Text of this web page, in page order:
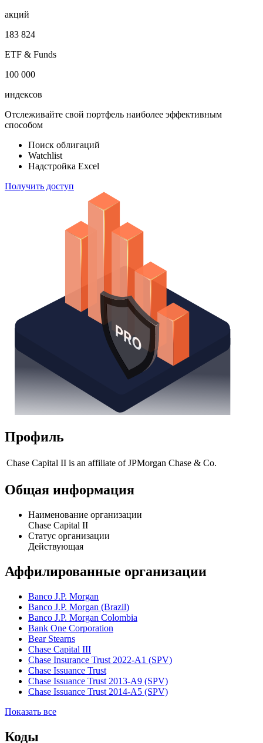
акций
183 824
ETF & Funds
100 000
индексов
Отслеживайте свой портфель наиболее эффективным
способом
Поиск облигаций
Watchlist
Надстройка Excel
Получить доступ
Профиль
Chase Capital II is an affiliate of JPMorgan Chase & Co.
Общая информация
Наименование организации
Chase Capital II
Статус организации
Действующая
Аффилированные организации
Banco J.P. Morgan
Banco J.P. Morgan (Brazil)
Banco J.P. Morgan Colombia
Bank One Corporation
Bear Stearns
Chase Capital III
Chase Insurance Trust 2022-A1 (SPV)
Chase Issuance Trust
Chase Issuance Trust 2013-A9 (SPV)
Chase Issuance Trust 2014-A5 (SPV)
Показать все
Коды